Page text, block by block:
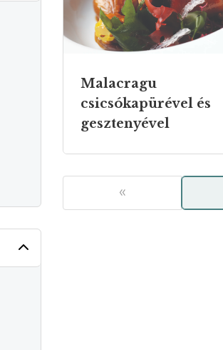
Malacragu
csicsókapürével és
gesztenyével
«